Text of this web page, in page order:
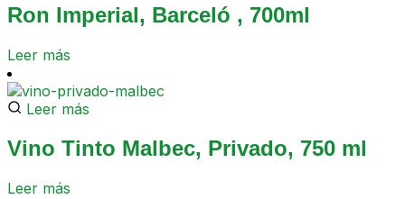
Ron Imperial, Barceló , 700ml
Leer más
Leer más
Vino Tinto Malbec, Privado, 750 ml
Leer más